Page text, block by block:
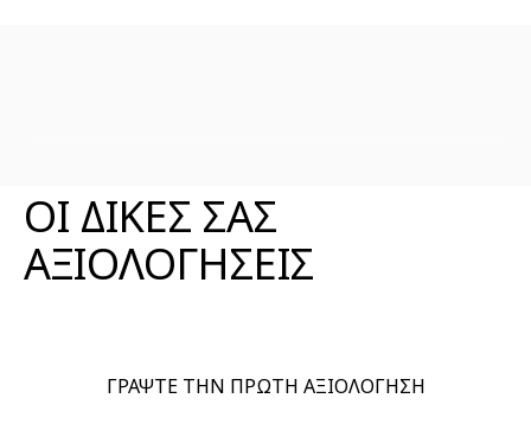
ΟΙ ΔΙΚΕΣ ΣΑΣ
ΑΞΙΟΛΟΓΗΣΕΙΣ
ΓΡΑΨΤΕ ΤΗΝ ΠΡΩΤΗ ΑΞΙΟΛΟΓΗΣΗ